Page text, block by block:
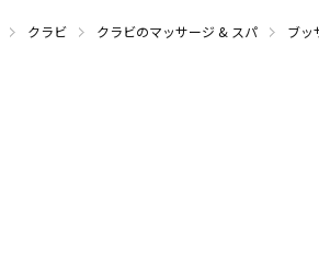
クラビ クラビのマッサージ & スパ ブッ